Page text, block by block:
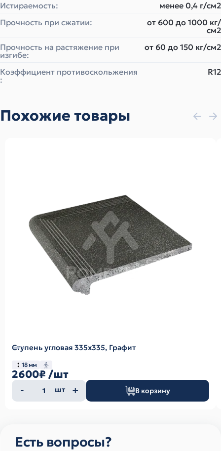
Истираемость:
менее 0,4 г/см2
Прочность при сжатии:
от 600 до 1000 кг/
см2
Прочность на растяжение при
изгибе:
от 60 до 150 кг/см2
Коэффициент противоскольжения
:
R12
Похожие товары
Ступень угловая 335х335, Графит
18 мм
2600₽ /шт
Количество
шт В корзину
Есть вопросы?